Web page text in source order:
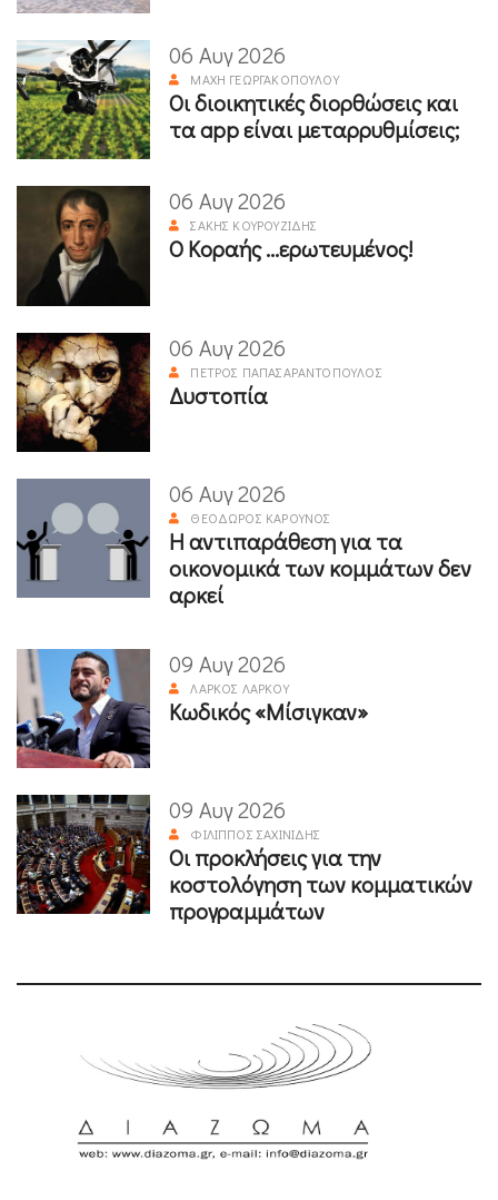
06 Αυγ 2026
ΜΆΧΗ ΓΕΩΡΓΑΚΟΠΟΎΛΟΥ
Οι διοικητικές διορθώσεις και
τα app είναι μεταρρυθμίσεις;
06 Αυγ 2026
ΣΆΚΗΣ ΚΟΥΡΟΥΖΊΔΗΣ
Ο Κοραής ...ερωτευμένος!
06 Αυγ 2026
ΠΈΤΡΟΣ ΠΑΠΑΣΑΡΑΝΤΌΠΟΥΛΟΣ
Δυστοπία
06 Αυγ 2026
ΘΕΌΔΩΡΟΣ ΚΑΡΟΎΝΟΣ
Η αντιπαράθεση για τα
οικονομικά των κομμάτων δεν
αρκεί
09 Αυγ 2026
ΛΆΡΚΟΣ ΛΆΡΚΟΥ
Κωδικός «Μίσιγκαν»
09 Αυγ 2026
ΦΊΛΙΠΠΟΣ ΣΑΧΙΝΊΔΗΣ
Οι προκλήσεις για την
κοστολόγηση των κομματικών
προγραμμάτων